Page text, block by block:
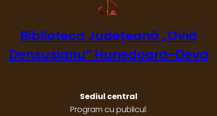
Biblioteca Județeană „Ovid
Densusianu” Hunedoara-Deva
Sediul central
Program cu publicul: